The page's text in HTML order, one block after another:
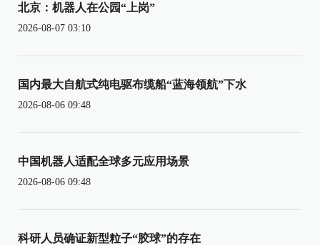
北京：机器人在公园“上岗”
2026-08-07 03:10
国内最大自航式纯电驱布缆船“蓝海领航”下水
2026-08-06 09:48
中国机器人适配全球多元应用场景
2026-08-06 09:48
科研人员确证新型粒子“胶球”的存在